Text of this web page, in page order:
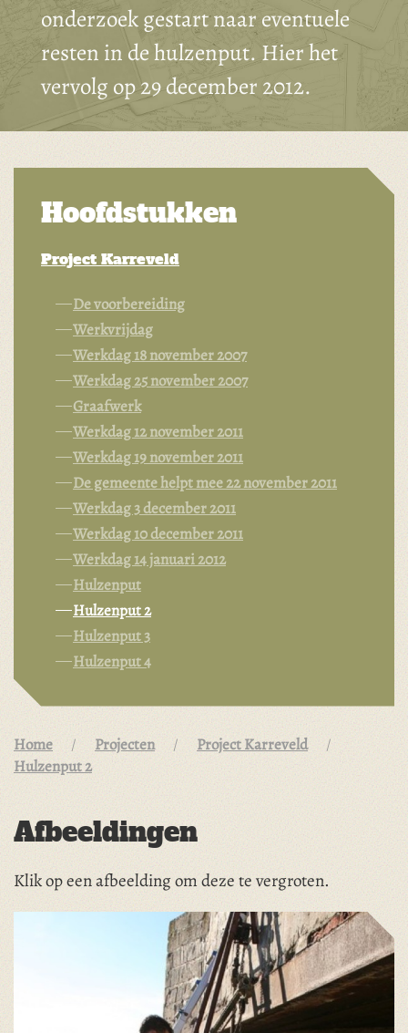
onderzoek gestart naar eventuele
resten in de hulzenput. Hier het
vervolg op 29 december 2012.
Hoofdstukken
Project Karreveld
De voorbereiding
Werkvrijdag
Werkdag 18 november 2007
Werkdag 25 november 2007
Graafwerk
Werkdag 12 november 2011
Werkdag 19 november 2011
De gemeente helpt mee 22 november 2011
Werkdag 3 december 2011
Werkdag 10 december 2011
Werkdag 14 januari 2012
Hulzenput
Hulzenput 2
Hulzenput 3
Hulzenput 4
Home Projecten
Project Karreveld
Hulzenput 2
Afbeeldingen
Klik op een afbeelding om deze te vergroten.